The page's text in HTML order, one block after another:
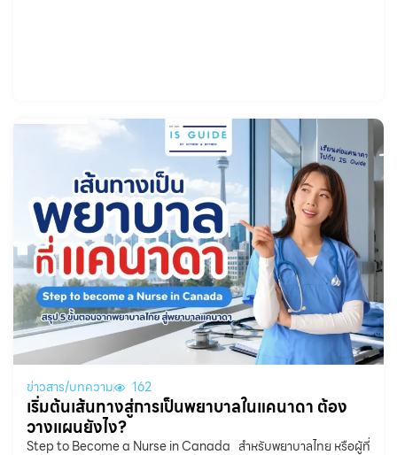
ข่าวสาร/บทความ 162
เริ่มต้นเส้นทางสู่การเป็นพยาบาลในแคนาดา ต้อง
วางแผนยังไง?
Step to Become a Nurse in Canada สำหรับพยาบาลไทย หรือผู้ที่